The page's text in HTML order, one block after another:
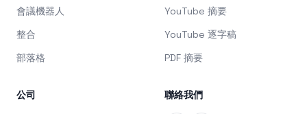
會議機器人
整合
部落格
YouTube 摘要
YouTube 逐字稿
PDF 摘要
公司 聯絡我們